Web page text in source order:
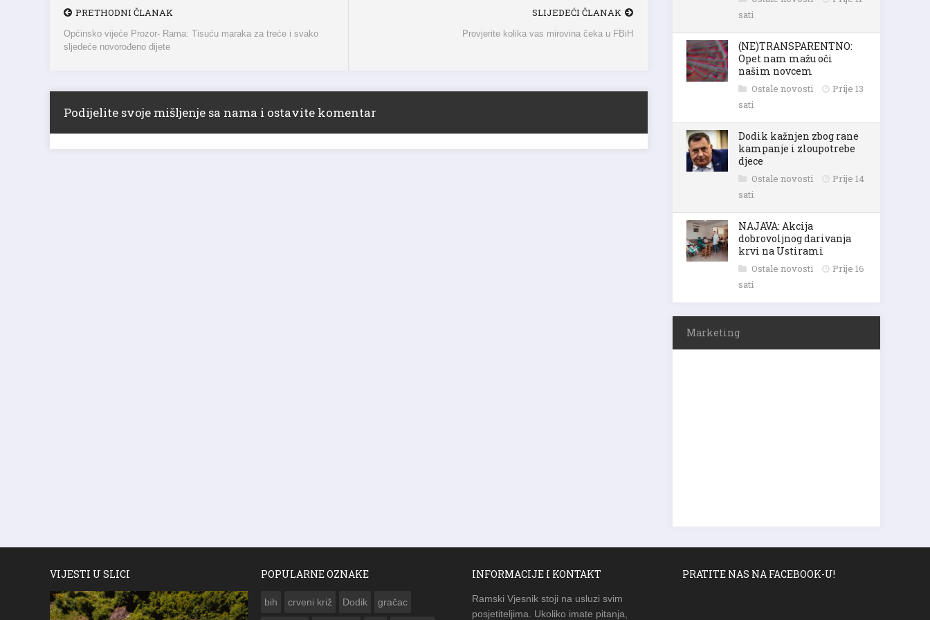
PRETHODNI ČLANAK
sljedeće novorođeno dijete
SLIJEDEĆI ČLANAK
Podijelite svoje mišljenje sa nama i ostavite komentar
sati
(NE)TRANSPARENTNO:
Opet nam mažu oči
našim novcem
Ostale novosti
Prije 13
sati
Dodik kažnjen zbog rane
kampanje i zloupotrebe
djece
Ostale novosti
Prije 14
sati
NAJAVA: Akcija
dobrovoljnog darivanja
krvi na Ustirami
Ostale novosti
Prije 16
sati
Marketing
VIJESTI U SLICI POPULARNE OZNAKE
bih crveni križ Dodik gračac
INFORMACIJE I KONTAKT
Ramski Vjesnik stoji na usluzi svim
posjetiteljima. Ukoliko imate pitanja,
PRATITE NAS NA FACEBOOK-U!